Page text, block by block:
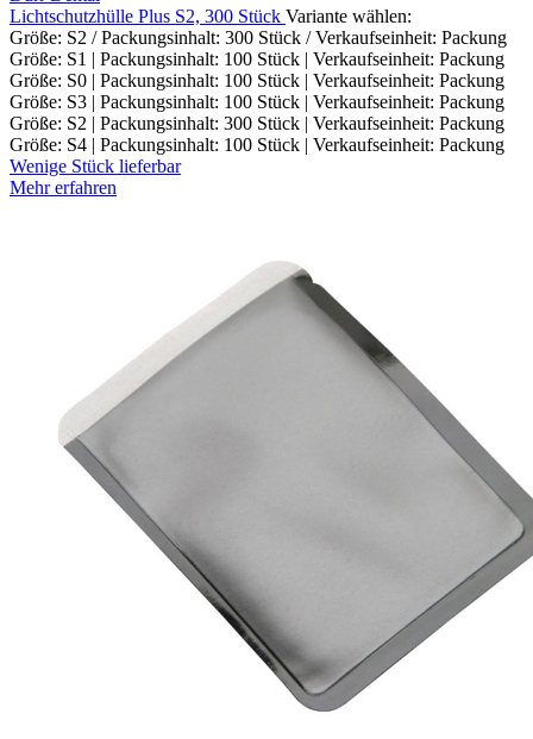
Lichtschutzhülle Plus S2, 300 Stück Variante wählen:
Größe: S2 / Packungsinhalt: 300 Stück / Verkaufseinheit: Packung
Größe: S1 | Packungsinhalt: 100 Stück | Verkaufseinheit: Packung
Größe: S0 | Packungsinhalt: 100 Stück | Verkaufseinheit: Packung
Größe: S3 | Packungsinhalt: 100 Stück | Verkaufseinheit: Packung
Größe: S2 | Packungsinhalt: 300 Stück | Verkaufseinheit: Packung
Größe: S4 | Packungsinhalt: 100 Stück | Verkaufseinheit: Packung
Wenige Stück lieferbar
Mehr erfahren